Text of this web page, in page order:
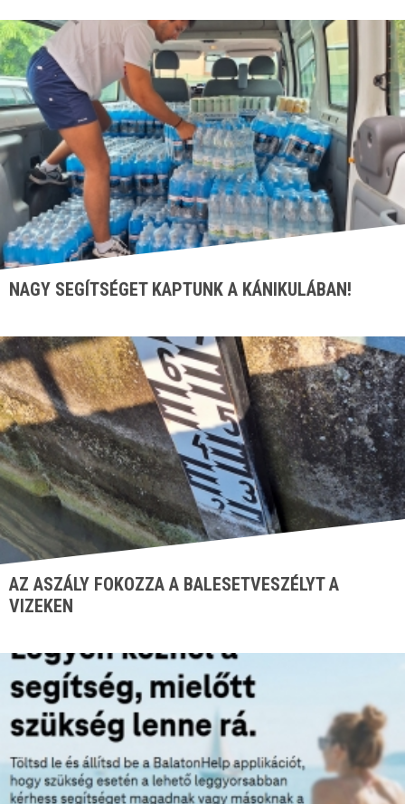
NAGY SEGÍTSÉGET KAPTUNK A KÁNIKULÁBAN!
AZ ASZÁLY FOKOZZA A BALESETVESZÉLYT A
VIZEKEN